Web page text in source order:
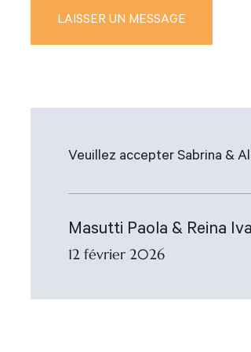
Veuillez accepter Sabrina &
Masutti Paola & Reina
12 février 2026